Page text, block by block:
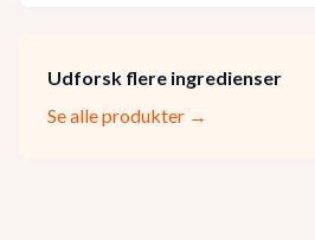
Udforsk flere ingredienser
Se alle produkter →